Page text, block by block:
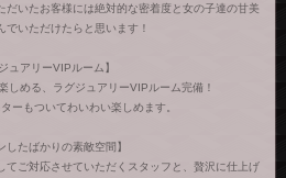
だいたお客様には絶対的な密着度と女の子達の甘美
でいただけたらと思います！
ュアリーVIPルーム】
しめる、ラグジュアリーVIPルーム完備！
ーもついてわいわい楽しめます。
したばかりの素敵空間】
てご対応させていただくスタッフと、贅沢に仕上げ